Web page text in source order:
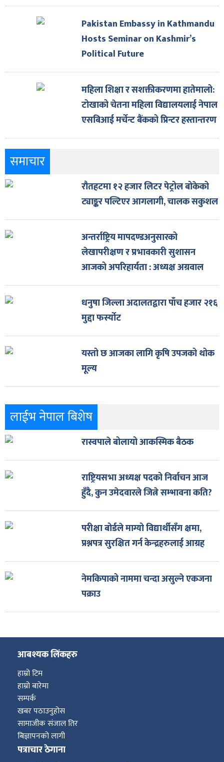
Pakistan Embassy in Kathmandu
Hosts Seminar on Kashmir’s
Political Future
महिला शिक्षा र सशक्तीकरणमा हातेमालो:
टोखाको चेतना महिला विद्यालयलाई नेपाल
एसबिआई मर्चेन्ट बैंकको प्रिन्टर हस्तान्तरण
समाचार
रौतहटमा १२ हजार लिटर पेट्रोल बोकेको
ट्याङ्कर पल्टिएर आगलागी, चालक सकुशल
अन्तर्राष्ट्रिय मापदण्डअनुसारको
लेखापरीक्षण र प्रभावकारी सुशासन
आजको अपरिहार्यता : अध्यक्ष अग्रवाल
धनुषा जिल्ला अदालतद्वारा पाँच हजार २१६
मुद्दा फर्स्योट
यस्तो छ आजका लागि कृषि उपजको थोक
मूल्य
लाईभ नेपाल बिशेष
रास्वपाले बोलायो आकस्मिक बैठक
राष्ट्रियसभा अध्यक्ष पदको निर्वाचन आज
हुँदै, कुन उमेदवारले जित्ने सम्भावना कति?
परीक्षा बोर्डले माग्यो विद्यार्थीसँग क्षमा,
प्रश्नपत्र सुरक्षित गर्न केन्द्रहरुलाई आग्रह
नेमकिपाको नाममा चन्दा असुल्ने एकजना
पक्राउ
आबश्यक लिंकहरु
हाम्रो टिम
हाम्रो बारेमा
सम्पर्क
खबर पठाउनुहोस
सामाजीक संजाल तिर
बिज्ञापनको लागी
पत्राचार ठेगाना